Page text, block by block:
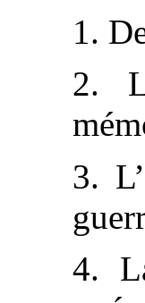
1.
2.
3.
4.